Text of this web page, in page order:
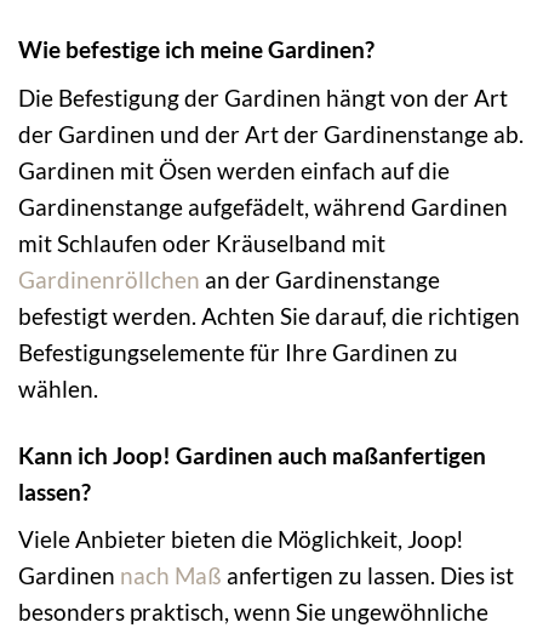
Wie befestige ich meine Gardinen?
Die Befestigung der Gardinen hängt von der Art
der Gardinen und der Art der Gardinenstange ab.
Gardinen mit Ösen werden einfach auf die
Gardinenstange aufgefädelt, während Gardinen
mit Schlaufen oder Kräuselband mit
Gardinenröllchen an der Gardinenstange
befestigt werden. Achten Sie darauf, die richtigen
Befestigungselemente für Ihre Gardinen zu
wählen.
Kann ich Joop! Gardinen auch maßanfertigen
lassen?
Viele Anbieter bieten die Möglichkeit, Joop!
Gardinen nach Maß anfertigen zu lassen. Dies ist
besonders praktisch, wenn Sie ungewöhnliche